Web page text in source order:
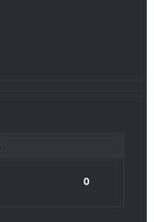
0